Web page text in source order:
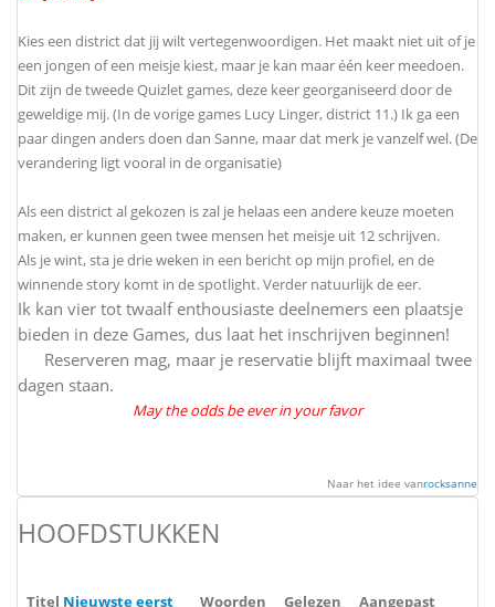
Kies een district dat jij wilt vertegenwoordigen. Het maakt niet uit of je
een jongen of een meisje kiest, maar je kan maar één keer meedoen.
Dit zijn de tweede Quizlet games, deze keer georganiseerd door de
geweldige mij. (In de vorige games Lucy Linger, district 11.) Ik ga een
paar dingen anders doen dan Sanne, maar dat merk je vanzelf wel. (De
verandering ligt vooral in de organisatie)
Als een district al gekozen is zal je helaas een andere keuze moeten
maken, er kunnen geen twee mensen het meisje uit 12 schrijven.
Als je wint, sta je drie weken in een bericht op mijn profiel, en de
winnende story komt in de spotlight. Verder natuurlijk de eer.
Ik kan vier tot twaalf enthousiaste deelnemers een plaatsje
bieden in deze Games, dus laat het inschrijven beginnen!
Reserveren mag, maar je reservatie blijft maximaal twee
dagen staan.
May the odds be ever in your favor
Naar het idee vanrocksanne
HOOFDSTUKKEN
Titel Nieuwste eerst Woorden Gelezen Aangepast